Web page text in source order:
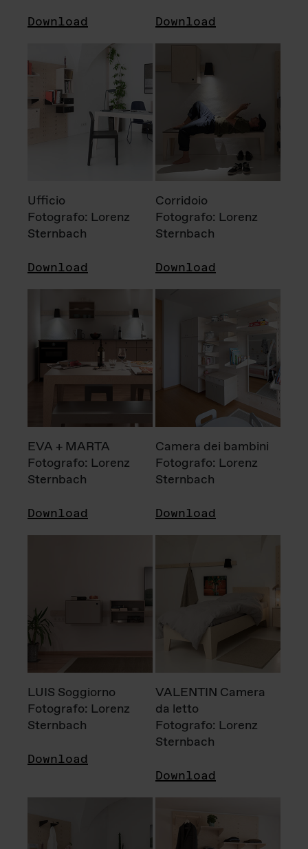
Download Download
Ufficio
Fotografo: Lorenz
Sternbach
Download
Corridoio
Fotografo: Lorenz
Sternbach
Download
EVA + MARTA
Fotografo: Lorenz
Sternbach
Download
Camera dei bambini
Fotografo: Lorenz
Sternbach
Download
LUIS Soggiorno
Fotografo: Lorenz
Sternbach
Download
VALENTIN Camera
da letto
Fotografo: Lorenz
Sternbach
Download